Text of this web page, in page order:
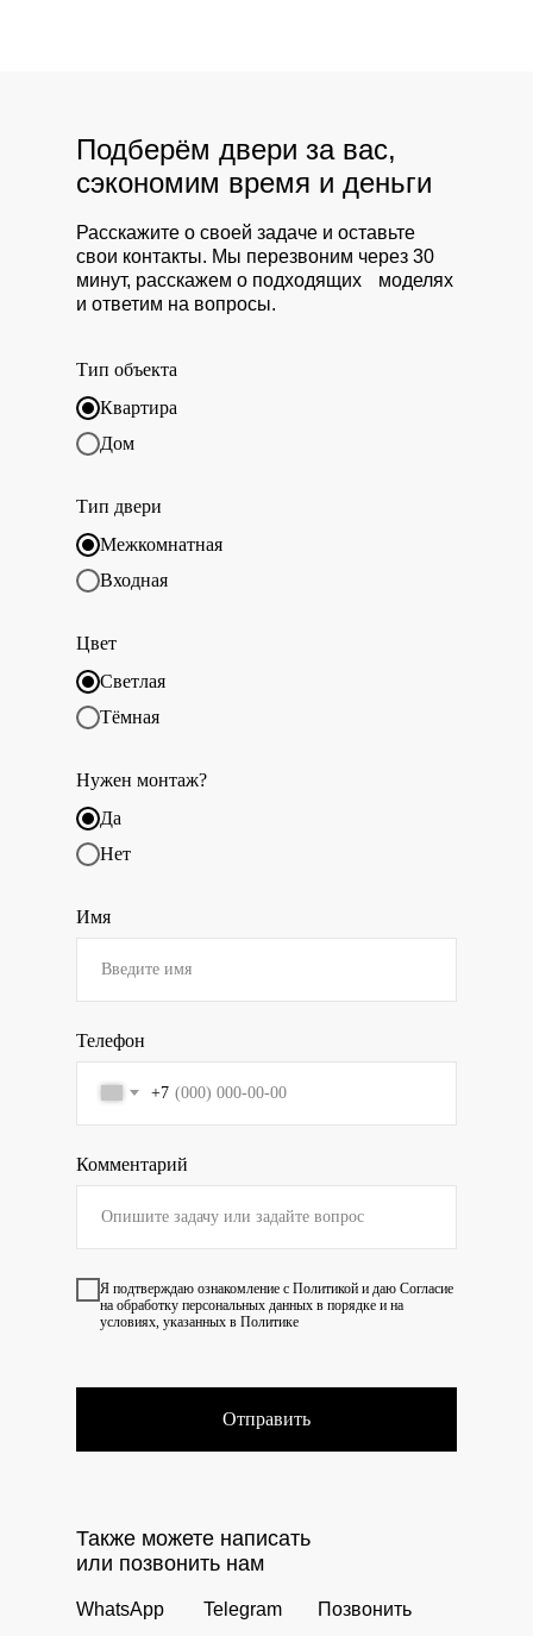
Тип объекта
Квартира
Дом
Тип двери
Межкомнатная
Входная
Цвет
Светлая
Тёмная
Нужен монтаж?
Да
Нет
Имя
Телефон
+7
Комментарий
Я подтверждаю ознакомление с Политикой и даю Согласие
на обработку персональных данных в порядке и на
условиях, указанных в Политике
Отправить
Позвонить
Telegram
WhatsApp
Также можете написать
или позвонить нам
Расскажите о своей задаче и оставьте
свои контакты. Мы перезвоним через 30
минут, расскажем о подходящих моделях
и ответим на вопросы.
Подберём двери за вас,
сэкономим время и деньги